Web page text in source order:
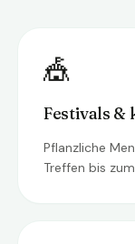
🎪
Festivals &
Pflanzliche
Treffen bis